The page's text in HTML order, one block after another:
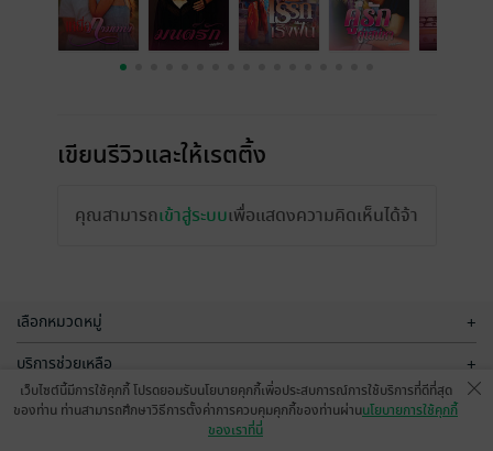
เขียนรีวิวและให้เรตติ้ง
คุณสามารถเข้าสู่ระบบเพื่อแสดงความคิดเห็นได้จ้า
เลือกหมวดหมู่ +
บริการช่วยเหลือ +
เกี่ยวกับเรา
เว็บไซต์นี้มีการใช้คุกกี้ โปรดยอมรับนโยบายคุกกี้เพื่อประสบการณ์การใช้บริการที่ดีที่สุด
ของท่าน ท่านสามารถศึกษาวิธีการตั้งค่าการควบคุมคุกกี้ของท่านผ่านนโยบายการใช้คุกกี้
ของเราที่นี่